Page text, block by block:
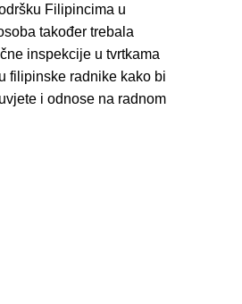
Filipincima u
također trebala
inspekcije u tvrtkama
filipinske radnike kako bi
i odnose na radnom